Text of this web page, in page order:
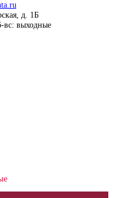
д. 1Б
вс: выходные